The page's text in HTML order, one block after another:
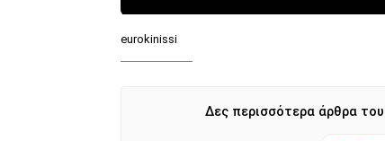
eurokinissi
Δες περισσότερα άρθρα